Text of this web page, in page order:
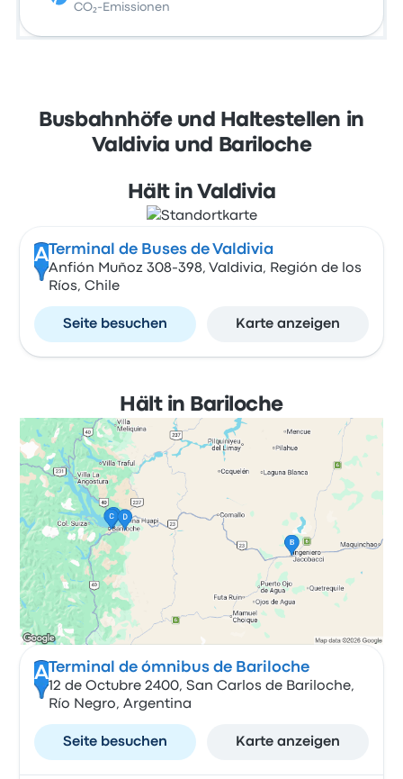
CO₂-Emissionen
Busbahnhöfe und Haltestellen in
Valdivia und Bariloche
Hält in Valdivia
A Terminal de Buses de Valdivia
Anfión Muñoz 308-398, Valdivia, Región de los
Ríos, Chile
Seite besuchen Karte anzeigen
Hält in Bariloche
A Terminal de ómnibus de Bariloche
12 de Octubre 2400, San Carlos de Bariloche,
Río Negro, Argentina
Seite besuchen Karte anzeigen